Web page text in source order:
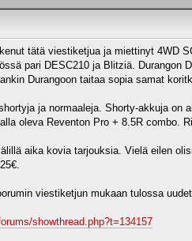
tätä viestiketjua ja miettinyt 4WD
pari DESC210 ja Blitziä. Durangon
Durangoon taitaa sopia samat
ja normaaleja. Shorty-akkuja on
oleva Reventon Pro + 8.5R combo.
aika kovia tarjouksia. Vielä eilen
viestiketjun mukaan tulossa
showthread.php?t=134157